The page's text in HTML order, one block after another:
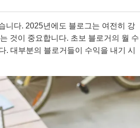
니다. 2025년에도 블로그는 여전히 강
것이 중요합니다. 초보 블로거의 월 수
. 대부분의 블로거들이 수익을 내기 시